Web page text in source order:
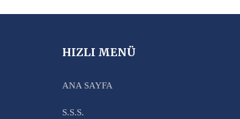
HIZLI MENÜ
ANA SAYFA
S.S.S.